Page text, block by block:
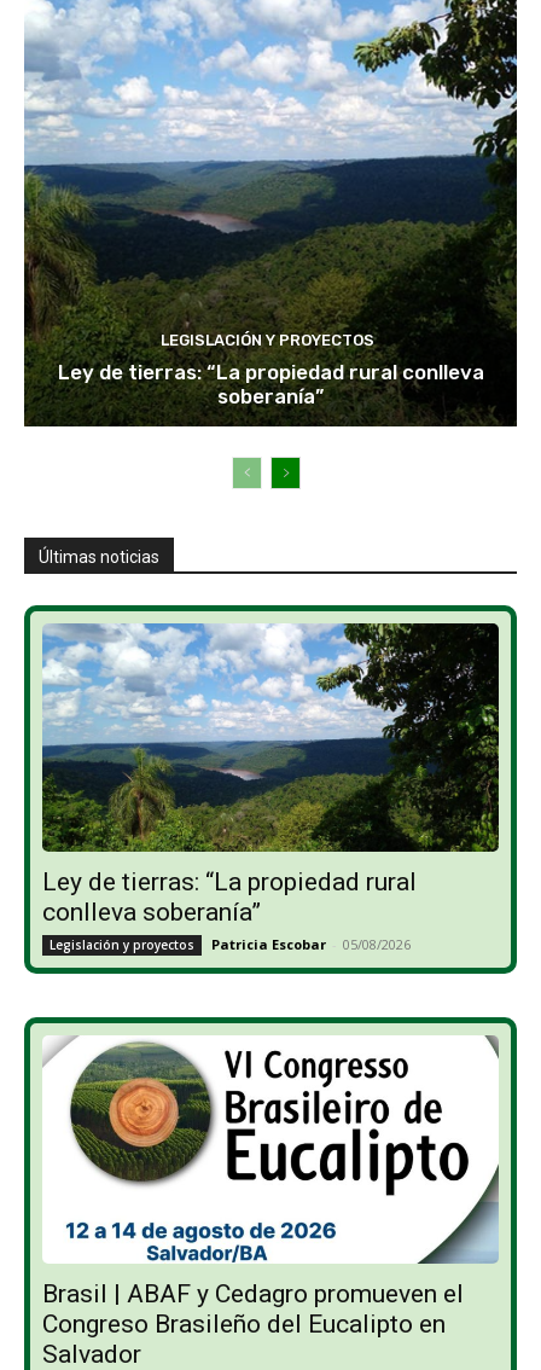
LEGISLACIÓN Y PROYECTOS
Ley de tierras: “La propiedad rural conlleva
soberanía”
Últimas noticias
Ley de tierras: “La propiedad rural
conlleva soberanía”
Legislación y proyectos Patricia Escobar - 05/08/2026
Brasil | ABAF y Cedagro promueven el
Congreso Brasileño del Eucalipto en
Salvador